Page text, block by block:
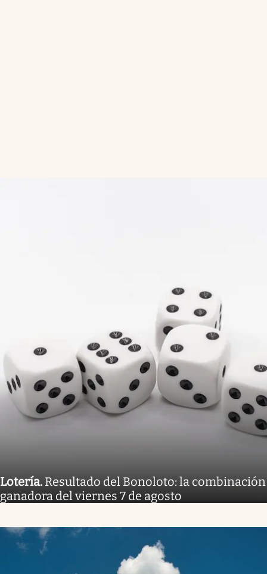
Lotería. Resultado del Bonoloto: la combinación
ganadora del viernes 7 de agosto